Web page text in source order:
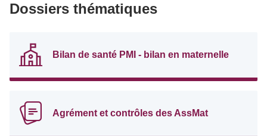
Dossiers thématiques
Bilan de santé PMI - bilan en maternelle
Agrément et contrôles des AssMat